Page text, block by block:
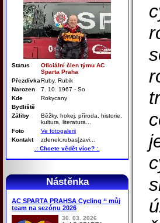
Status
Oficiální člen týmu AC
Sparta Praha
PřezdívkaRuby, Rubik
Narozen
7. 10. 1967 - So
Kde
Rokycany
Bydliště
Záliby
Běžky, hokej, příroda, historie,
kultura, literatura...
Foto
Ve fotogalerii
Kontakt
zdenek.rubas[zavi...
.: Chcete vědět více? :.
Nástěnka
AC SPARTA PRAHSA Cycling ‘‘ můj
team na sezónu 2026
30. 03. 2026